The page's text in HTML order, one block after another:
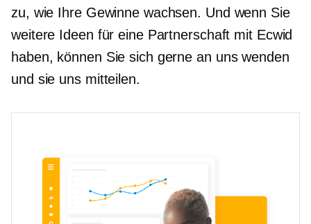
zu, wie Ihre Gewinne wachsen. Und wenn Sie
weitere Ideen für eine Partnerschaft mit Ecwid
haben, können Sie sich gerne an uns wenden
und sie uns mitteilen.